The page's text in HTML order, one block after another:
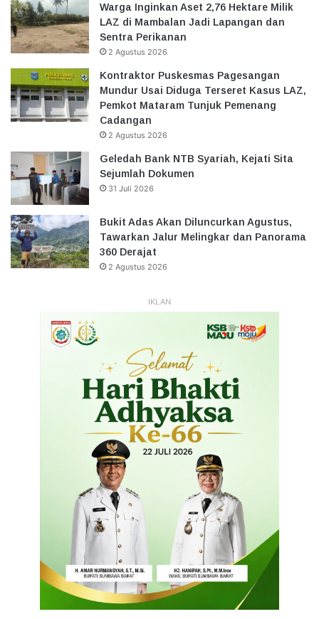
Warga Inginkan Aset 2,76 Hektare Milik
LAZ di Mambalan Jadi Lapangan dan
Sentra Perikanan
2 Agustus 2026
Kontraktor Puskesmas Pagesangan
Mundur Usai Diduga Terseret Kasus LAZ,
Pemkot Mataram Tunjuk Pemenang
Cadangan
2 Agustus 2026
Geledah Bank NTB Syariah, Kejati Sita
Sejumlah Dokumen
31 Juli 2026
Bukit Adas Akan Diluncurkan Agustus,
Tawarkan Jalur Melingkar dan Panorama
360 Derajat
2 Agustus 2026
IKLAN